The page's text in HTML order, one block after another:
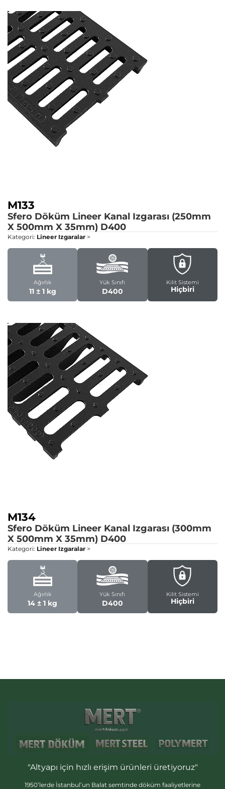
M133
Sfero Döküm Lineer Kanal Izgarası (250mm
X 500mm X 35mm) D400
Kategori: Lineer Izgaralar >
Ağırlık
11 ± 1 kg
Yük Sınıfı
D400
Kilit Sistemi
Hiçbiri
M134
Sfero Döküm Lineer Kanal Izgarası (300mm
X 500mm X 35mm) D400
Kategori: Lineer Izgaralar >
Ağırlık
14 ± 1 kg
Yük Sınıfı
D400
Kilit Sistemi
Hiçbiri
"Altyapı için hızlı erişim ürünleri üretiyoruz"
1950’lerde İstanbul’un Balat semtinde döküm faaliyetlerine